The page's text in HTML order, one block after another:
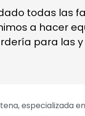
todas las
a hacer
para las
especializada